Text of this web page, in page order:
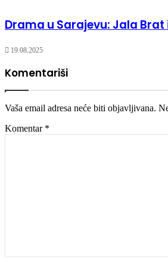
Drama u Sarajevu: Jala
19.08.2025
Komentariši
Vaša email adresa neće biti objavljivana.
Komentar *